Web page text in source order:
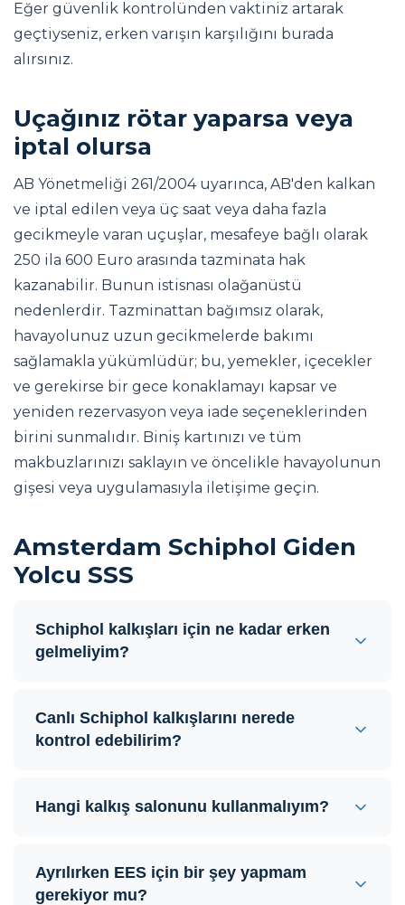
Eğer güvenlik kontrolünden vaktiniz artarak
geçtiyseniz, erken varışın karşılığını burada
alırsınız.
Uçağınız rötar yaparsa veya
iptal olursa
AB Yönetmeliği 261/2004 uyarınca, AB'den kalkan
ve iptal edilen veya üç saat veya daha fazla
gecikmeyle varan uçuşlar, mesafeye bağlı olarak
250 ila 600 Euro arasında tazminata hak
kazanabilir. Bunun istisnası olağanüstü
nedenlerdir. Tazminattan bağımsız olarak,
havayolunuz uzun gecikmelerde bakımı
sağlamakla yükümlüdür; bu, yemekler, içecekler
ve gerekirse bir gece konaklamayı kapsar ve
yeniden rezervasyon veya iade seçeneklerinden
birini sunmalıdır. Biniş kartınızı ve tüm
makbuzlarınızı saklayın ve öncelikle havayolunun
gişesi veya uygulamasıyla iletişime geçin.
Amsterdam Schiphol Giden
Yolcu SSS
Schiphol kalkışları için ne kadar erken
gelmeliyim?
Canlı Schiphol kalkışlarını nerede
kontrol edebilirim?
Hangi kalkış salonunu kullanmalıyım?
Ayrılırken EES için bir şey yapmam
gerekiyor mu?